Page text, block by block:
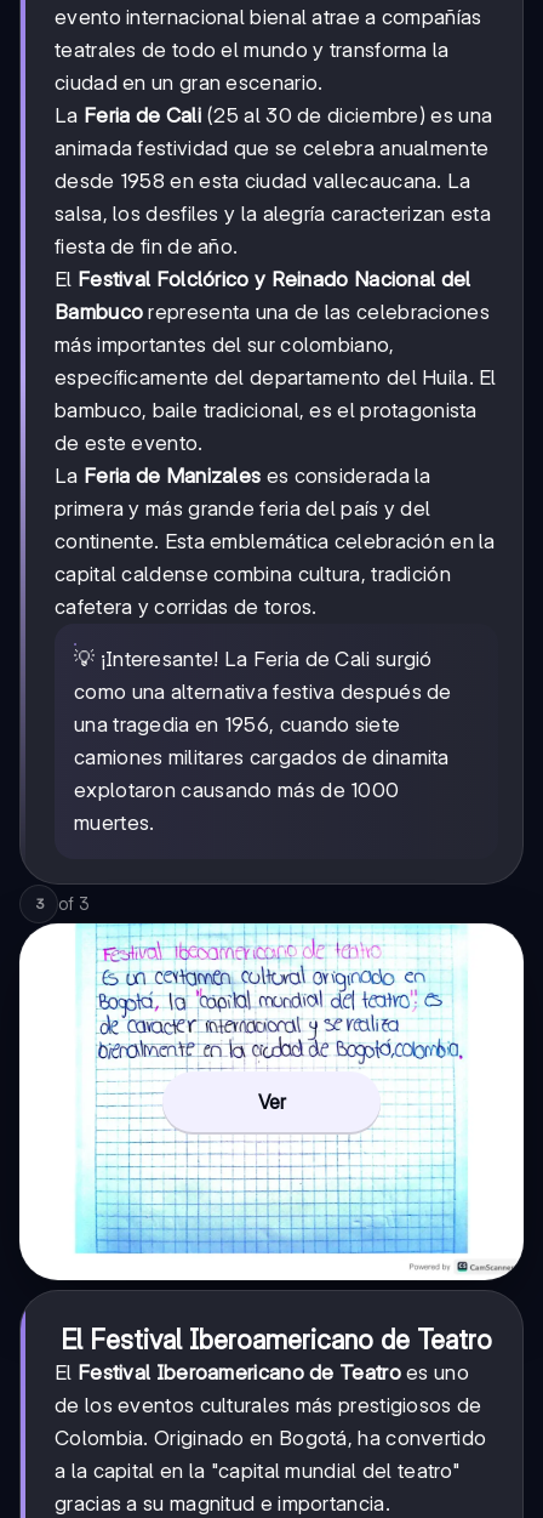
evento internacional bienal atrae a compañías
teatrales de todo el mundo y transforma la
ciudad en un gran escenario.
La Feria de Cali(25 al 30 de diciembre) es una
animada festividad que se celebra anualmente
desde 1958 en esta ciudad vallecaucana. La
salsa, los desfiles y la alegría caracterizan esta
fiesta de fin de año.
El Festival Folclórico y Reinado Nacional del
Bambuco representa una de las celebraciones
más importantes del sur colombiano,
específicamente del departamento del Huila. El
bambuco, baile tradicional, es el protagonista
de este evento.
La Feria de Manizales es considerada la
primera y más grande feria del país y del
continente. Esta emblemática celebración en la
capital caldense combina cultura, tradición
cafetera y corridas de toros.
💡 ¡Interesante! La Feria de Cali surgió
como una alternativa festiva después de
una tragedia en 1956, cuando siete
camiones militares cargados de dinamita
explotaron causando más de 1000
muertes.
3 of 3
Ver
El Festival Iberoamericano de Teatro
El Festival Iberoamericano de Teatroes uno
de los eventos culturales más prestigiosos de
Colombia. Originado en Bogotá, ha convertido
a la capital en la "capital mundial del teatro"
gracias a su magnitud e importancia.